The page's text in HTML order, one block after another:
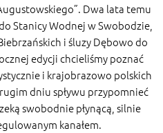
Dwa lata temu
Stanicy Wodnej w Swobodzie,
i śluzy Dębowo do
edycji chcieliśmy poznać
i krajobrazowo polskich
dniu spływu przypomnieć
swobodnie płynącą, silnie
kanałem.